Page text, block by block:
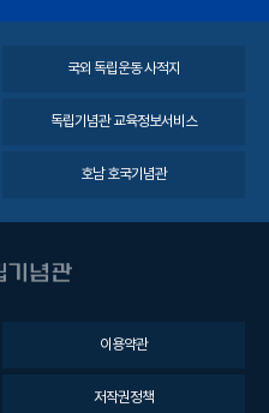
국외 독립운동 사적지
독립기념관 교육정보서비스
호남 호국기념관
이용약관
저작권정책